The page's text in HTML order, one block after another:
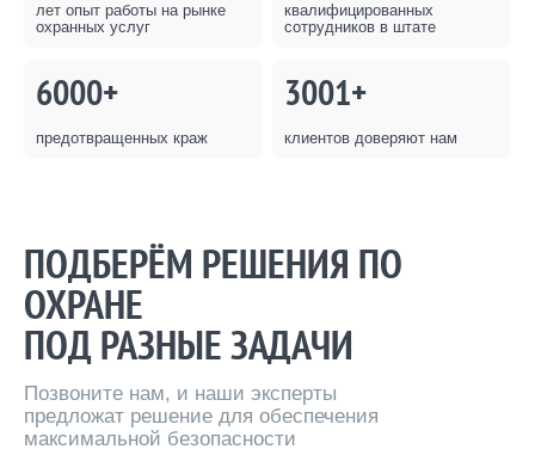
лет опыт работы на рынке
охранных услуг
квалифицированных
сотрудников в штате
6000+
предотвращенных краж
3001+
клиентов доверяют нам
ПОДБЕРЁМ РЕШЕНИЯ ПО
ОХРАНЕ
ПОД РАЗНЫЕ ЗАДАЧИ
Позвоните нам, и наши эксперты
предложат решение для обеспечения
максимальной безопасности